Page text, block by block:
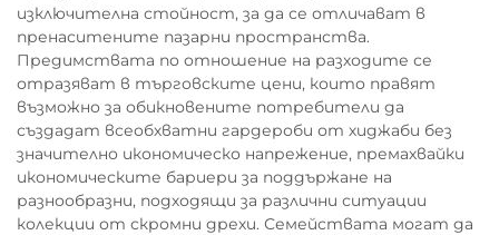
изключителна стойност, за да се отличават в
пренаситените пазарни пространства.
Предимствата по отношение на разходите се
отразяват в търговските цени, които правят
възможно за обикновените потребители да
създадат всеобхватни гардероби от хиджаби без
значително икономическо напрежение, премахвайки
икономическите бариери за поддържане на
разнообразни, подходящи за различни ситуации
колекции от скромни дрехи. Семействата могат да